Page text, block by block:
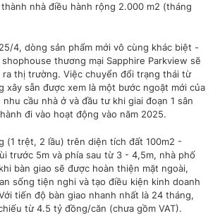
nhà điều hành rộng 2.000 m2 (tháng
4, dòng sản phẩm mới vô cùng khác biệt -
thương mại Sapphire Parkview sẽ
thị trường. Việc chuyển đổi trạng thái từ
xây sẵn được xem là một bước ngoặt mới của
cầu nhà ở và đầu tư khi giai đoạn 1 sân
đi vào hoạt động vào năm 2025.
(1 trệt, 2 lầu) trên diện tích đất 100m2 -
trước 5m và phía sau từ 3 - 4,5m, nhà phố
bàn giao sẽ được hoàn thiện mặt ngoài,
sống tiện nghi và tạo điều kiện kinh doanh
tiến độ bàn giao nhanh nhất là 24 tháng,
từ 4.5 tỷ đồng/căn (chưa gồm VAT).